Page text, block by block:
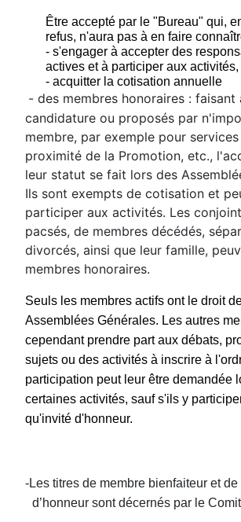
Être accepté par le "Bureau" qui,
refus, n'aura pas à en faire
- s'engager à accepter des
actives et à participer aux activités,
- acquitter la cotisation annuelle
- des membres honoraires : faisant
candidature ou proposés par
membre, par exemple pour services
proximité de la Promotion, etc.,
leur statut se fait lors des
Ils sont exempts de cotisation et
participer aux activités. Les
pacsés, de membres décédés,
divorcés, ainsi que leur famille,
membres honoraires.
Seuls les membres actifs ont le droit
Assemblées Générales. Les autres
cependant prendre part aux débats,
sujets ou des activités à inscrire à
participation peut leur être demandée
certaines activités, sauf s'ils y
qu'invité d'honneur.
-Les titres de membre bienfaiteur et de
d’honneur sont décernés par le